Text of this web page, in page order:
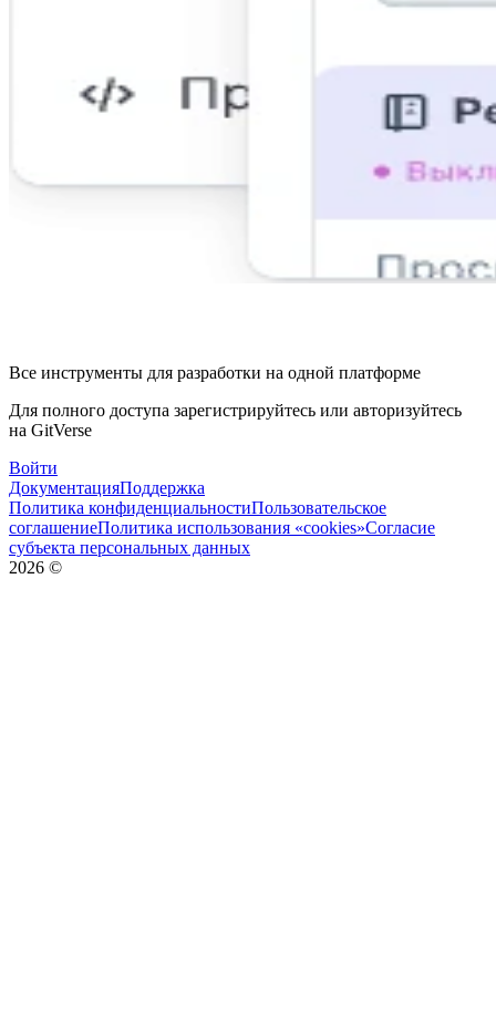
Все инструменты для разработки на одной платформе
Для полного доступа зарегистрируйтесь или авторизуйтесь
на GitVerse
Войти
ДокументацияПоддержка
Политика конфиденциальностиПользовательское
соглашениеПолитика использования «cookies»Согласие
субъекта персональных данных
2026 ©